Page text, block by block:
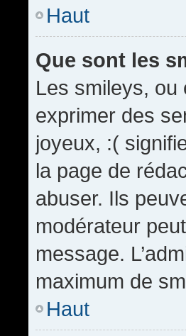
Haut
Que sont les
Les smileys, ou
exprimer des
joyeux, :(
la page de
abuser. Ils
modérateur
message.
maximum de
Haut